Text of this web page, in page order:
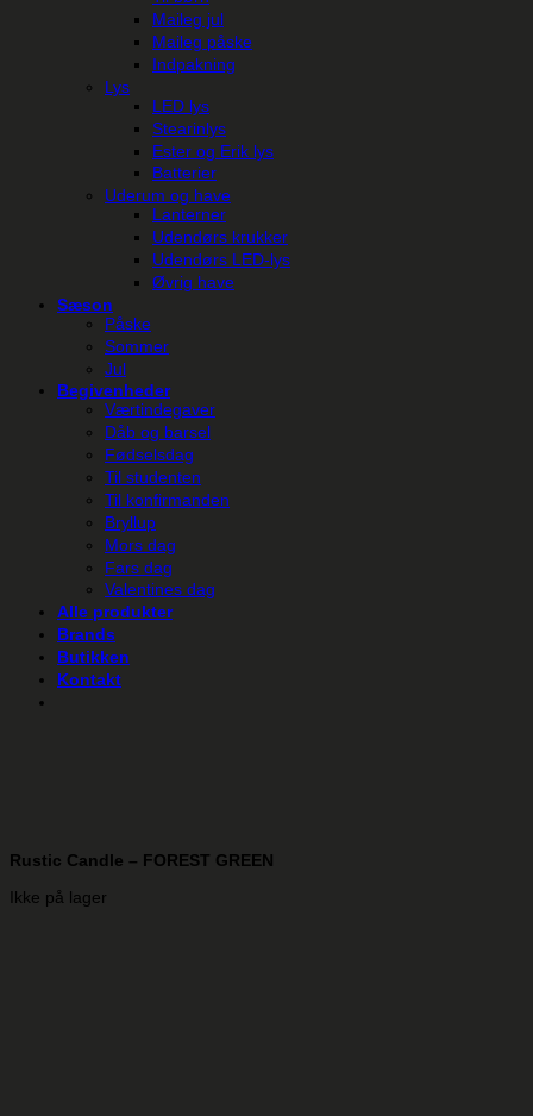
Maileg jul
Maileg påske
Indpakning
Lys
LED lys
Stearinlys
Ester og Erik lys
Batterier
Uderum og have
Lanterner
Udendørs krukker
Udendørs LED-lys
Øvrig have
Sæson
Påske
Sommer
Jul
Begivenheder
Værtindegaver
Dåb og barsel
Fødselsdag
Til studenten
Til konfirmanden
Bryllup
Mors dag
Fars dag
Valentines dag
Alle produkter
Brands
Butikken
Kontakt
Rustic Candle – FOREST GREEN
Ikke på lager